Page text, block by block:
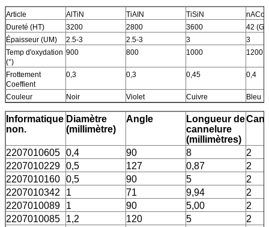
Article AlTiN TiAIN TiSiN
nACo
Dureté (HT)
3200 2800 3600
42
Épaisseur (UM)
2.5-3 2.5-3 3
3
Temp d'oxydation
(°)
900 800 1000 1200
Frottement
Coeffient
0,3 0,3 0,45 0,4
Couleur Noir Violet Cuivre Bleu
Informatique
non.
Diamètre
(millimètre)
Angle
Longueur de
cannelure
(millimètres)
2207010605 0,4 90 8
2
2207010229 0,5 127 0,87
2
2207010160 0,5 90 5
2
2207010342
1 71 9,94
2
2207010089
1 90 5,00
2
2207010085
1,2 120 5
2